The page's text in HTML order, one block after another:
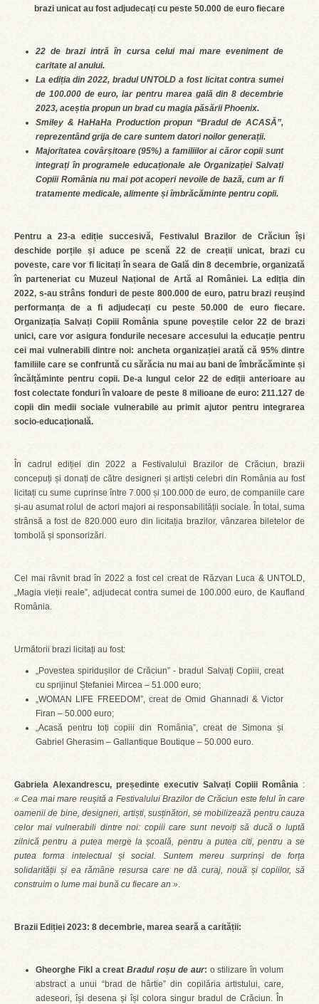
brazi unicat au fost adjudecați cu peste 50.000 de euro fiecare
22 de brazi intră în cursa celui mai mare eveniment de
caritate al anului.
La ediția din 2022, bradul UNTOLD a fost licitat contra sumei
de 100.000 de euro, iar pentru marea gală din 8 decembrie
2023, aceștia propun un brad cu magia păsării Phoenix.
Smiley & HaHaHa Production propun “Bradul de ACASĂ”,
reprezentând grija de care suntem datori noilor generații.
Majoritatea covârșitoare (95%) a familiilor ai căror copii sunt
integrați în programele educaționale ale Organizației Salvați
Copiii România nu mai pot acoperi nevoile de bază, cum ar fi
tratamente medicale, alimente și îmbrăcăminte pentru copii.
Pentru a 23-a ediție succesivă, Festivalul Brazilor de Crăciun își
deschide porțile și aduce pe scenă 22 de creații unicat, brazi cu
poveste, care vor fi licitați în seara de Gală din 8 decembrie, organizată
în parteneriat cu Muzeul Național de Artă al României. La ediția din
2022, s-au strâns fonduri de peste 800.000 de euro, patru brazi reușind
performanța de a fi adjudecați cu peste 50.000 de euro fiecare.
Organizația Salvați Copiii România spune poveștile celor 22 de brazi
unici, care vor asigura fondurile necesare accesului la educație pentru
cei mai vulnerabili dintre noi: ancheta organizației arată că 95% dintre
familiile care se confruntă cu sărăcia nu mai au bani de îmbrăcăminte și
încălțăminte pentru copii. De-a lungul celor 22 de ediții anterioare au
fost colectate fonduri în valoare de peste 8 milioane de euro: 211.127 de
copii din medii sociale vulnerabile au primit ajutor pentru integrarea
socio-educațională.
În cadrul ediției din 2022 a Festivalului Brazilor de Crăciun, brazii
concepuți și donați de către designeri și artiști celebri din România au fost
licitați cu sume cuprinse între 7.000 și 100.000 de euro, de companiile care
și-au asumat rolul de actori majori ai responsabilității sociale. În total, suma
strânsă a fost de 820.000 euro din licitația brazilor, vânzarea biletelor de
tombolă și sponsorizări.
Cel mai râvnit brad în 2022 a fost cel creat de Răzvan Luca & UNTOLD,
„Magia vieții reale”, adjudecat contra sumei de 100.000 euro, de Kaufland
România.
Următorii brazi licitați au fost:
„Povestea spiridușilor de Crăciun” - bradul Salvați Copiii, creat
cu sprijinul Ștefaniei Mircea – 51.000 euro;
„WOMAN LIFE FREEDOM”, creat de Omid Ghannadi & Victor
Firan – 50.000 euro;
„Acasă pentru toți copiii din România”, creat de Simona și
Gabriel Gherasim – Gallantique Boutique – 50.000 euro.
Gabriela Alexandrescu, președinte executiv Salvați Copiii România :
« Cea mai mare reușită a Festivalului Brazilor de Crăciun este felul în care
oamenii de bine, designeri, artiști, susținători, se mobilizează pentru cauza
celor mai vulnerabili dintre noi: copiii care sunt nevoiți să ducă o luptă
zilnică pentru a putea merge la școală, pentru a putea citi, pentru a se
putea forma intelectual și social. Suntem mereu surprinși de forța
solidarității și ea rămâne resursa care ne dă curaj, nouă și copiilor, să
construim o lume mai bună cu fiecare an ».
Brazii Ediției 2023: 8 decembrie, marea seară a carității:
Gheorghe Fikl a creatBradul roșu de aur: o stilizare în volum
abstract a unui “brad de hârtie” din copilăria artistului, care,
adeseori, își desena și își colora singur bradul de Crăciun. În